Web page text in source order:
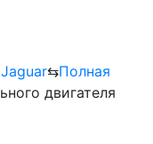
⇆Полная
двигателя